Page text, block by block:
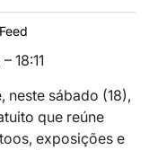
18:11
neste sábado (18),
que reúne
exposições e